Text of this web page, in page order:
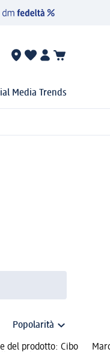
Media Trends
del prodotto: Cibo